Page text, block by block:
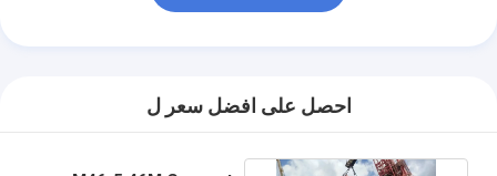
احصل على افضل سعر ل